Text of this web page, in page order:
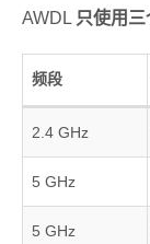
AWDL 只使用
频段
2.4 GHz
5 GHz
5 GHz